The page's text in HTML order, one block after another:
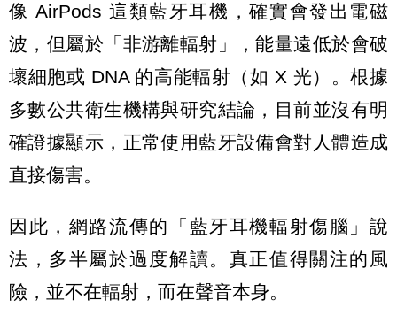
像 AirPods 這類藍牙耳機，確實會發出電磁
波，但屬於「非游離輻射」，能量遠低於會破
壞細胞或 DNA 的高能輻射（如 X 光）。根據
多數公共衛生機構與研究結論，目前並沒有明
確證據顯示，正常使用藍牙設備會對人體造成
直接傷害。
因此，網路流傳的「藍牙耳機輻射傷腦」說
法，多半屬於過度解讀。真正值得關注的風
險，並不在輻射，而在聲音本身。